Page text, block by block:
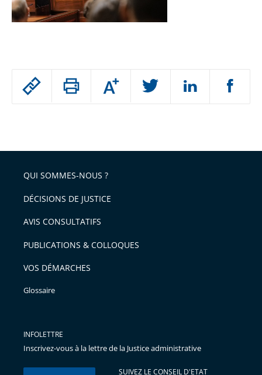
Passer
arriver
après
Augmenter
ou
l'article
pour
avant
QUI SOMMES-NOUS ?
DÉCISIONS DE JUSTICE
AVIS CONSULTATIFS
PUBLICATIONS & COLLOQUES
VOS DÉMARCHES
Glossaire
INFOLETTRE
Inscrivez-vous à la lettre de la Justice administrative
SUIVEZ LE CONSEIL D'ETAT